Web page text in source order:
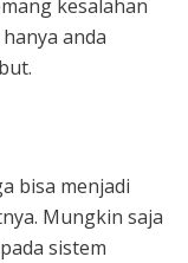
kesalahan
anda
bisa menjadi
Mungkin saja
sistem